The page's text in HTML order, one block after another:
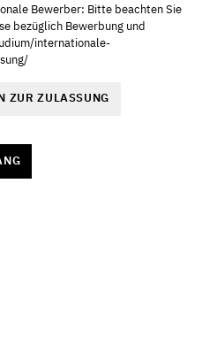
Bewerber: Bitte beachten Sie
bezüglich Bewerbung und
internationale-
ZUR ZULASSUNG